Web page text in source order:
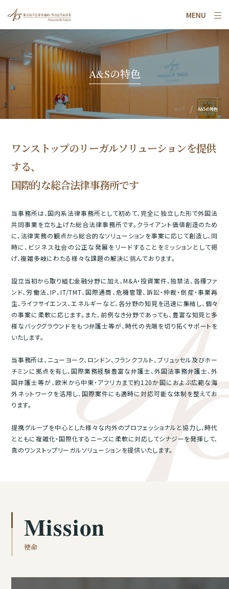
MENU
A&Sの特色
トップ A&Sの特色
ワンストップのリーガルソリューションを提供
する、
国際的な総合法律事務所です
当事務所は、国内系法律事務所として初めて、完全に独立した形で外国法
共同事業を立ち上げた総合法律事務所です。クライアント価値創造のため
に、法律実務の観点から総合的なソリューションを事案に応じて創造し、同
時に、ビジネス社会の公正な発展をリードすることをミッションとして掲
げ、複雑多岐にわたる様々な課題の解決に挑んでおります。
設立当初から取り組む金融分野に加え、M&A・投資案件、独禁法、各種ファ
ンド、労働法、IP、IT/TMT、国際通商、危機管理、訴訟・仲裁・倒産・事業再
生、ライフサイエンス、エネルギーなど、各分野の知見を迅速に集結し、個々
の事案に柔軟に応じます。また、前例なき分野であっても、豊富な知見と多
様なバックグラウンドをもつ弁護士等が、時代の先端を切り拓くサポートを
いたします。
当事務所は、ニューヨーク、ロンドン、フランクフルト、ブリュッセル及びホー
チミンに拠点を有し、国際業務経験豊富な弁護士、外国法事務弁護士、外
国弁護士等が、欧米から中東・アフリカまで約120か国におよぶ広範な海
外ネットワークを活用し、国際案件にも適時に対応可能な体制を整えてお
ります。
提携グループを中心とした様々な内外のプロフェッショナルと協力し、時代
とともに複雑化・国際化するニーズに柔軟に対応してシナジーを発揮して、
真のワンストップリーガルソリューションを提供いたします。
Mission
使命